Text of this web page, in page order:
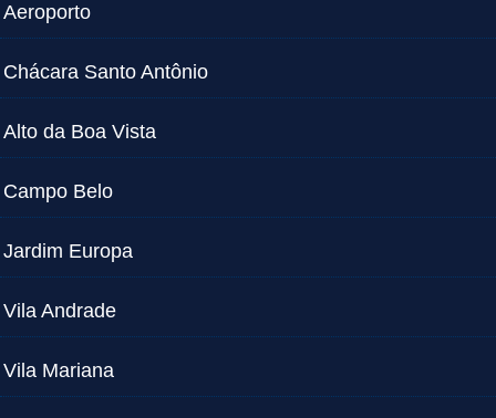
Aeroporto
Chácara Santo Antônio
Alto da Boa Vista
Campo Belo
Jardim Europa
Vila Andrade
Vila Mariana